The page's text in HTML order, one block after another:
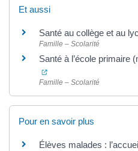
Et aussi
Santé au collège et au
Famille – Scolarité
Santé à l’école primaire
(ouverture dans un
Famille – Scolarité
Pour en savoir plus
Élèves malades :